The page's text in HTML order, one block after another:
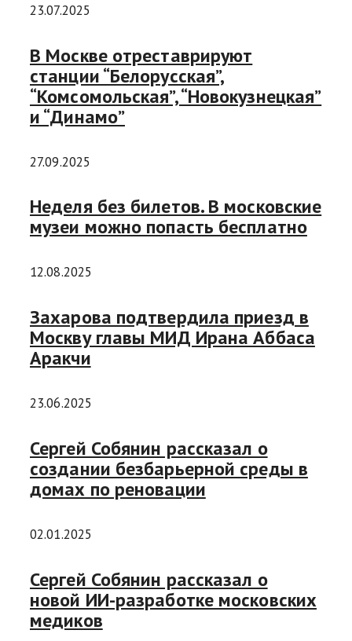
23.07.2025
В Москве отреставрируют
станции “Белорусская”,
“Комсомольская”, “Новокузнецкая”
и “Динамо”
27.09.2025
Неделя без билетов. В московские
музеи можно попасть бесплатно
12.08.2025
Захарова подтвердила приезд в
Москву главы МИД Ирана Аббаса
Аракчи
23.06.2025
Сергей Собянин рассказал о
создании безбарьерной среды в
домах по реновации
02.01.2025
Сергей Собянин рассказал о
новой ИИ-разработке московских
медиков